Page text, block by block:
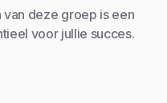
van deze groep is een
voor jullie succes.